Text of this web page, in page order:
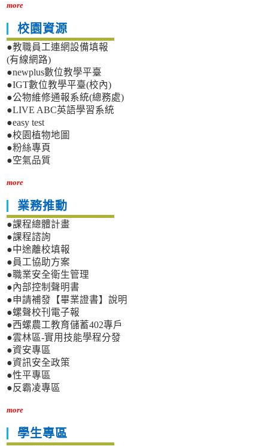
more
校園資源
●教職員工連網設備填報
(有線網路)
●newplus數位教學平臺
●IGT數位教學平臺(校內)
●公物維修通報系統(總務處)
●LIVE ABC英語學習系統
●easy test
●校園植物地圖
●粉絲專頁
●空氣品質
more
業務推動
●課程總體計畫
●課程諮詢
●中途離校填報
●員工協助方案
●職業安全衛生管理
●內部控制聲明書
●申請補發【畢業證書】說明
●螺聲校刊電子報
●西螺農工教育儲蓄402專戶
●雲林區-實用技能學程分發
●資安專區
●資訊安全政策
●性平專區
●反霸凌專區
more
學生專區